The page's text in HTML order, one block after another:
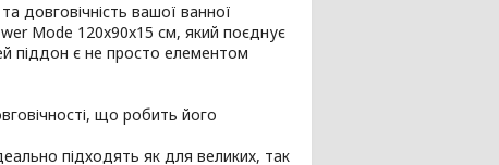
довговічність вашої ванної
Mode 120x90x15 см, який поєднує
піддон є не просто елементом
що робить його
підходять як для великих, так